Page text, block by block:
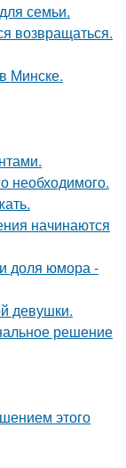
семьи.
возвращаться.
Минске.
необходимого.
начинаются
доля юмора -
девушки.
решение
этого